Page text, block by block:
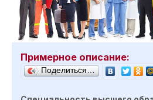
Примерное описание:
Поделиться…